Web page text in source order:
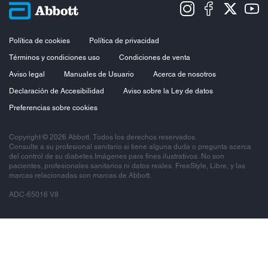
Política de cookies
Política de privacidad
Términos y condiciones uso
Condiciones de venta
Aviso legal
Manuales de Usuario
Acerca de nosotros
Declaración de Accesibilidad
Aviso sobre la Ley de datos
Preferencias sobre cookies
Copyright © 2026 Abbott. Todos los derechos reservados.
Consulte a su profesional sanitario si tiene alguna duda o pregunta acerca
del control de su diabetes.Imágenes para fines ilustrativos. No son
pacientes, profesionales sanitarios ni datos reales. FreeStyle, Libre, y las
marcas relacionadas son marcas de Abbott.
ADC-65016 V8